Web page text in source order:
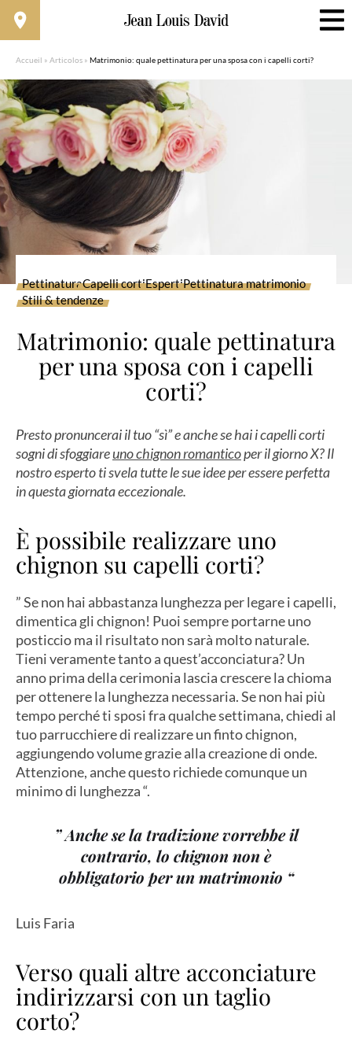
Accueil » Articolos » Matrimonio: quale pettinatura per una sposa con i capelli corti?
PettinaturaCapelli cortiEspertiPettinatura matrimonio
Stili & tendenze
Matrimonio: quale pettinatura
per una sposa con i capelli
corti?
Presto pronuncerai il tuo “sì” e anche se hai i capelli corti
sogni di sfoggiareuno chignon romanticoper il giorno X? Il
nostro esperto ti svela tutte le sue idee per essere perfetta
in questa giornata eccezionale.
È possibile realizzare uno
chignon su capelli corti?
” Se non hai abbastanza lunghezza per legare i capelli,
dimentica gli chignon! Puoi sempre portarne uno
posticcio ma il risultato non sarà molto naturale.
Tieni veramente tanto a quest’acconciatura? Un
anno prima della cerimonia lascia crescere la chioma
per ottenere la lunghezza necessaria. Se non hai più
tempo perché ti sposi fra qualche settimana, chiedi al
tuo parrucchiere di realizzare un finto chignon,
aggiungendo volume grazie alla creazione di onde.
Attenzione, anche questo richiede comunque un
minimo di lunghezza “.
” Anche se la tradizione vorrebbe il
contrario, lo chignon non è
obbligatorio per un matrimonio “
Luis Faria
Verso quali altre acconciature
indirizzarsi con un taglio
corto?